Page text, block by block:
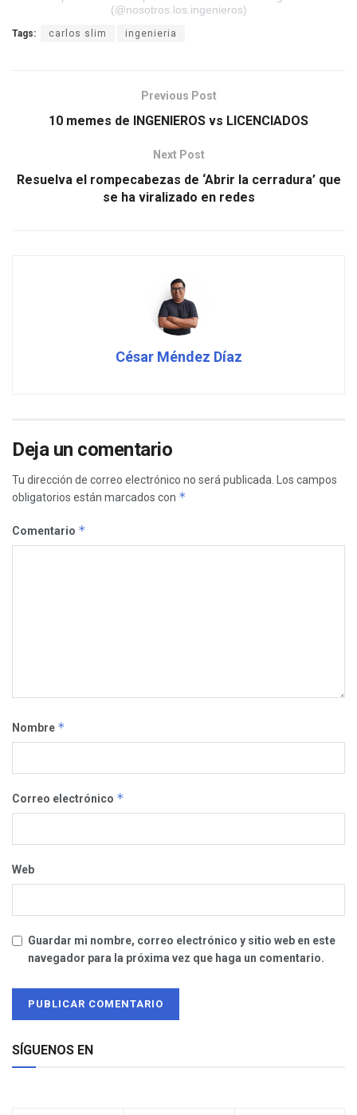
(@nosotros.los.ingenieros)
Tags: carlos slim ingenieria
Previous Post
10 memes de INGENIEROS vs LICENCIADOS
Next Post
Resuelva el rompecabezas de ‘Abrir la cerradura’ que
se ha viralizado en redes
César Méndez Díaz
Deja un comentario
Tu dirección de correo electrónico no será publicada.
Los campos
obligatorios están marcados con *
Comentario *
Nombre *
Correo electrónico *
Web
Guardar mi nombre, correo electrónico y sitio web en este
navegador para la próxima vez que haga un comentario.
SÍGUENOS EN